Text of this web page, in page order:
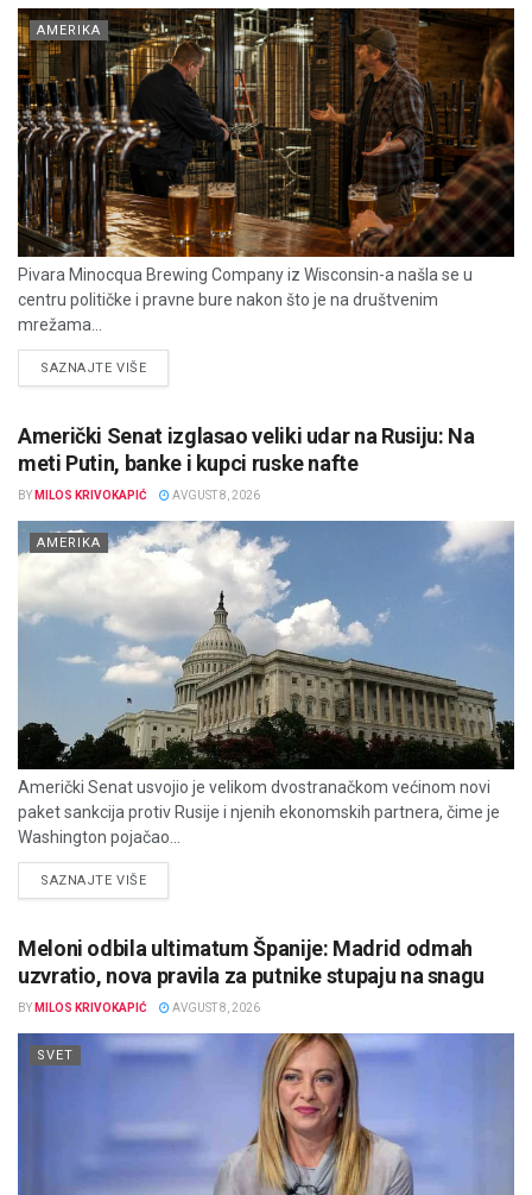
AMERIKA
Pivara Minocqua Brewing Company iz Wisconsin-a našla se u
centru političke i pravne bure nakon što je na društvenim
mrežama...
SAZNAJTE VIŠEDETAILS
Američki Senat izglasao veliki udar na Rusiju: Na
meti Putin, banke i kupci ruske nafte
BY MILOS KRIVOKAPIĆ AVGUST 8, 2026
AMERIKA
Američki Senat usvojio je velikom dvostranačkom većinom novi
paket sankcija protiv Rusije i njenih ekonomskih partnera, čime je
Washington pojačao...
SAZNAJTE VIŠEDETAILS
Meloni odbila ultimatum Španije: Madrid odmah
uzvratio, nova pravila za putnike stupaju na snagu
BY MILOS KRIVOKAPIĆ AVGUST 8, 2026
SVET